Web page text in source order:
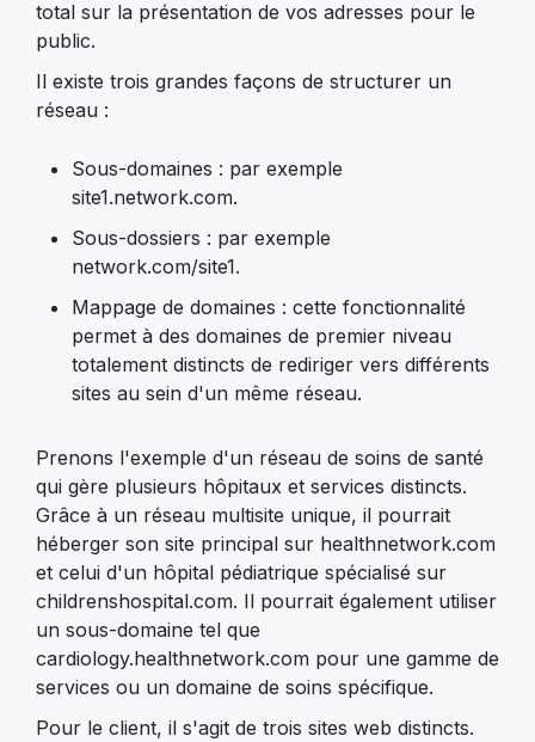
total sur la présentation de vos adresses pour le
public.
Il existe trois grandes façons de structurer un
réseau :
Sous-domaines : par exemple
site1.network.com.
Sous-dossiers : par exemple
network.com/site1.
Mappage de domaines : cette fonctionnalité
permet à des domaines de premier niveau
totalement distincts de rediriger vers différents
sites au sein d'un même réseau.
Prenons l'exemple d'un réseau de soins de santé
qui gère plusieurs hôpitaux et services distincts.
Grâce à un réseau multisite unique, il pourrait
héberger son site principal sur healthnetwork.com
et celui d'un hôpital pédiatrique spécialisé sur
childrenshospital.com. Il pourrait également utiliser
un sous-domaine tel que
cardiology.healthnetwork.com pour une gamme de
services ou un domaine de soins spécifique.
Pour le client, il s'agit de trois sites web distincts.